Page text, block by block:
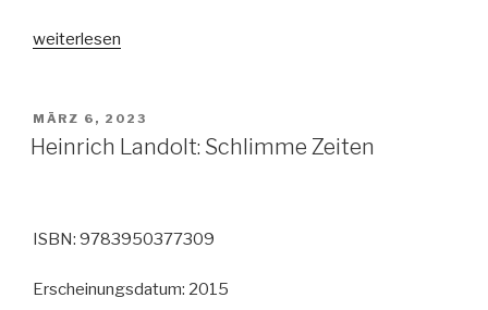
„Isabell
einer
stirbt
Die
von
weiterlesen
VERÖFFENTLICHT
AM
MÄRZ 6, 2023
Heinrich Landolt: Schlimme Zeiten
ISBN: 9783950377309
Erscheinungsdatum: 2015